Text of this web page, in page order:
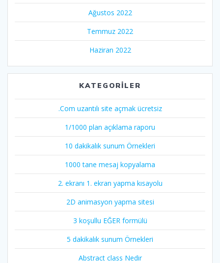
Ağustos 2022
Temmuz 2022
Haziran 2022
KATEGORILER
.Com uzantılı site açmak ücretsiz
1/1000 plan açıklama raporu
10 dakikalık sunum Örnekleri
1000 tane mesaj kopyalama
2. ekranı 1. ekran yapma kısayolu
2D animasyon yapma sitesi
3 koşullu EĞER formülü
5 dakikalık sunum Örnekleri
Abstract class Nedir